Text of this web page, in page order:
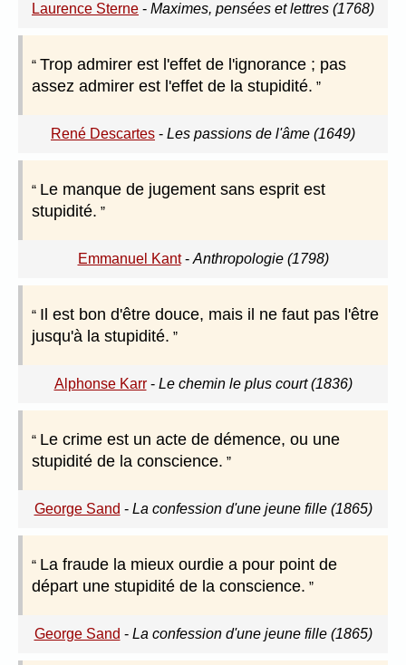
Laurence Sterne - Maximes, pensées et lettres (1768)
Trop admirer est l'effet de l'ignorance ; pas
assez admirer est l'effet de la stupidité.
René Descartes - Les passions de l'âme (1649)
Le manque de jugement sans esprit est
stupidité.
Emmanuel Kant- Anthropologie (1798)
Il est bon d'être douce, mais il ne faut pas l'être
jusqu'à la stupidité.
Alphonse Karr- Le chemin le plus court (1836)
Le crime est un acte de démence, ou une
stupidité de la conscience.
George Sand - La confession d'une jeune fille (1865)
La fraude la mieux ourdie a pour point de
départ une stupidité de la conscience.
George Sand - La confession d'une jeune fille (1865)